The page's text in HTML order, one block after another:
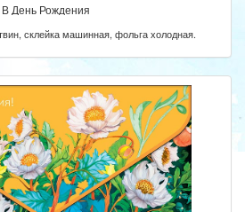
В День Рождения
склейка машинная, фольга холодная.